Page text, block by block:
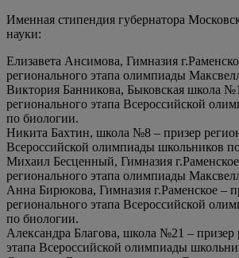
Именная стипендия губернатора
науки:
Елизавета Ансимова, Гимназия
регионального этапа олимпиады
Виктория Банникова, Быковская школа
регионального этапа Всероссийской
по биологии.
Никита Бахтин, школа №8 – призер
Всероссийской олимпиады школьников
Михаил Бесценный, Гимназия
регионального этапа олимпиады
Анна Бирюкова, Гимназия г.Раменское –
регионального этапа Всероссийской
по биологии.
Александра Благова, школа №21 – призер
этапа Всероссийской олимпиады